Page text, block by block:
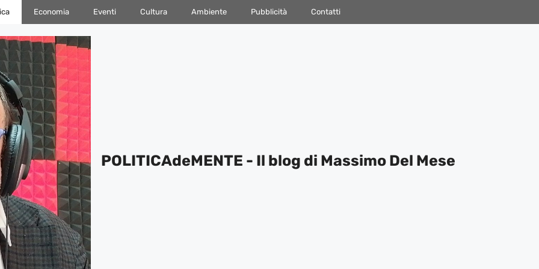
Economia Eventi Cultura Ambiente Pubblicità Contatti
POLITICAdeMENTE - Il blog di Massimo Del Mese